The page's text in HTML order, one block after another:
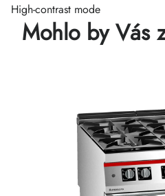
High-contrast mode
Mohlo by Vás